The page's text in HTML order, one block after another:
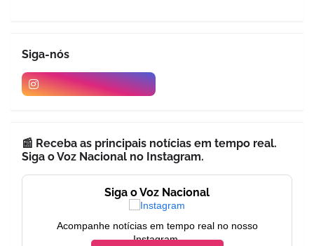
Siga-nós
📰 Receba as principais notícias em tempo real.
Siga o Voz Nacional no Instagram.
Siga o Voz Nacional
Acompanhe notícias em tempo real no nosso
Instagram.